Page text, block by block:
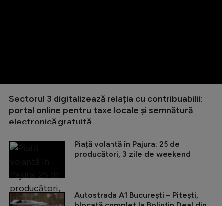
Sectorul 3 digitalizează relația cu contribuabilii:
portal online pentru taxe locale și semnătură
electronică gratuită
Piață volantă în Pajura: 25 de
producători, 3 zile de weekend
Autostrada A1 București – Pitești,